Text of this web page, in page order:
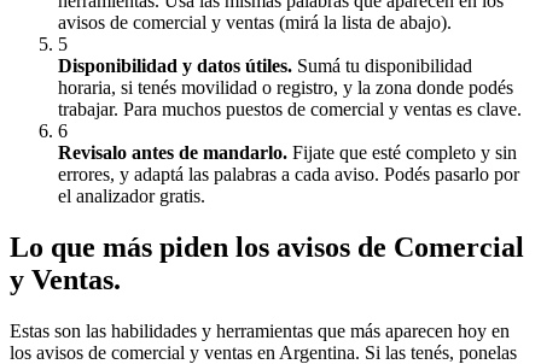
avisos de comercial y ventas (mirá la lista de abajo).
5
Disponibilidad y datos útiles. Sumá tu disponibilidad
horaria, si tenés movilidad o registro, y la zona donde podés
trabajar. Para muchos puestos de comercial y ventas es clave.
6
Revisalo antes de mandarlo. Fijate que esté completo y sin
errores, y adaptá las palabras a cada aviso. Podés pasarlo por
el analizador gratis.
Lo que más piden los avisos de Comercial
y Ventas.
Estas son las habilidades y herramientas que más aparecen hoy en
los avisos de comercial y ventas en Argentina. Si las tenés, ponelas